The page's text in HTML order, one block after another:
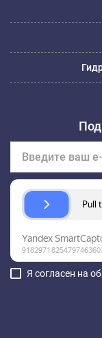
Я согласен на